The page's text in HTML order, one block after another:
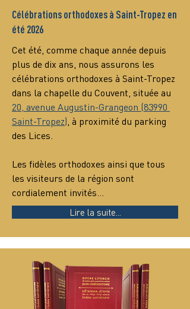
Célébrations orthodoxes à Saint-Tropez en
été 2026
Cet été, comme chaque année depuis
plus de dix ans, nous assurons les
célébrations orthodoxes à Saint-Tropez
dans la chapelle du Couvent, située au
20, avenue Augustin-Grangeon (83990
Saint-Tropez), à proximité du parking
des Lices.
Les fidèles orthodoxes ainsi que tous
les visiteurs de la région sont
cordialement invités…
Lire la suite...